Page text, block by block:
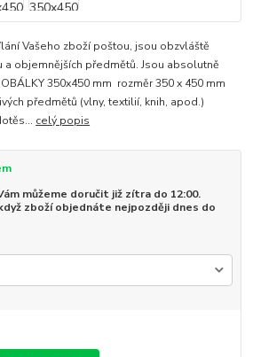
Vašeho zboží poštou, jsou obzvláště
objemnějších předmětů. Jsou absolutně
350x450 mm rozměr 350 x 450 mm
předmětů (vlny, textilií, knih, apod.)
celý popis
můžeme doručit již zítra do 12:00.
zboží objednáte nejpozději dnes do